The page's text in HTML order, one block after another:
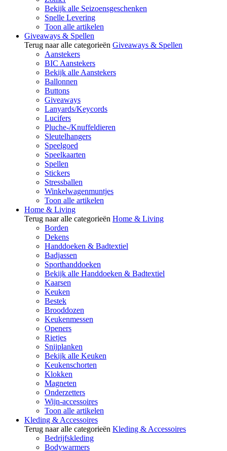
Bekijk alle Seizoensgeschenken
Snelle Levering
Toon alle artikelen
Giveaways & Spellen
Terug naar alle categorieën Giveaways & Spellen
Aanstekers
BIC Aanstekers
Bekijk alle Aanstekers
Ballonnen
Buttons
Giveaways
Lanyards/Keycords
Lucifers
Pluche-/Knuffeldieren
Sleutelhangers
Speelgoed
Speelkaarten
Spellen
Stickers
Stressballen
Winkelwagenmuntjes
Toon alle artikelen
Home & Living
Terug naar alle categorieën Home & Living
Borden
Dekens
Handdoeken & Badtextiel
Badjassen
Sporthanddoeken
Bekijk alle Handdoeken & Badtextiel
Kaarsen
Keuken
Bestek
Brooddozen
Keukenmessen
Openers
Rietjes
Snijplanken
Bekijk alle Keuken
Keukenschorten
Klokken
Magneten
Onderzetters
Wijn-accessoires
Toon alle artikelen
Kleding & Accessoires
Terug naar alle categorieën Kleding & Accessoires
Bedrijfskleding
Bodywarmers